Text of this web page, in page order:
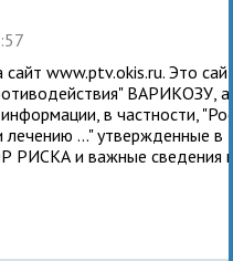
сайт www.ptv.okis.ru. Это
ВАРИКОЗУ, а
в частности,
лечению ..." утвержденные
РИСКА и важные сведения